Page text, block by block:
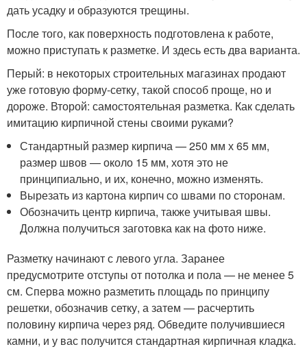
дать усадку и образуются трещины.
После того, как поверхность подготовлена к работе,
можно приступать к разметке. И здесь есть два варианта.
Перый: в некоторых строительных магазинах продают
уже готовую форму-сетку, такой способ проще, но и
дороже. Второй: самостоятельная разметка. Как сделать
имитацию кирпичной стены своими руками?
Стандартный размер кирпича — 250 мм х 65 мм,
размер швов — около 15 мм, хотя это не
принципиально, и их, конечно, можно изменять.
Вырезать из картона кирпич со швами по сторонам.
Обозначить центр кирпича, также учитывая швы.
Должна получиться заготовка как на фото ниже.
Разметку начинают с левого угла. Заранее
предусмотрите отступы от потолка и пола — не менее 5
см. Сперва можно разметить площадь по принципу
решетки, обозначив сетку, а затем — расчертить
половину кирпича через ряд. Обведите получившиеся
камни, и у вас получится стандартная кирпичная кладка.